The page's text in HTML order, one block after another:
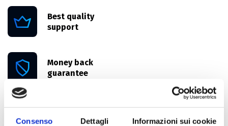
Consenso Dettagli Informazioni sui cookie
Best quality
support
Money back
guarantee
Cheap price
provider